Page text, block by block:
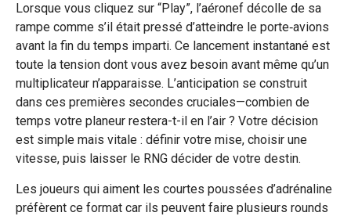
Lorsque vous cliquez sur “Play”, l’aéronef décolle de sa
rampe comme s’il était pressé d’atteindre le porte‑avions
avant la fin du temps imparti. Ce lancement instantané est
toute la tension dont vous avez besoin avant même qu’un
multiplicateur n’apparaisse. L’anticipation se construit
dans ces premières secondes cruciales—combien de
temps votre planeur restera-t-il en l’air ? Votre décision
est simple mais vitale : définir votre mise, choisir une
vitesse, puis laisser le RNG décider de votre destin.
Les joueurs qui aiment les courtes poussées d’adrénaline
préfèrent ce format car ils peuvent faire plusieurs rounds